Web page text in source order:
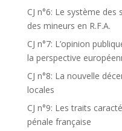
CJ n°6: Le système
des mineurs en R.F.A.
CJ n°7: L’opinion
la perspective
CJ n°8: La nouvelle
locales
CJ n°9: Les traits
pénale française